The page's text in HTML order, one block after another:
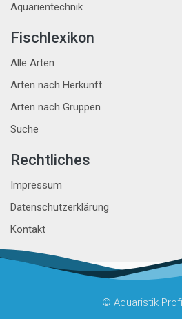
Aquarientechnik
Fischlexikon
Alle Arten
Arten nach Herkunft
Arten nach Gruppen
Suche
Rechtliches
Impressum
Datenschutzerklärung
Kontakt
© Aquaristik